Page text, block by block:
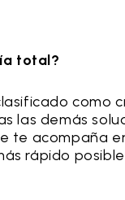
total?
como
las demás
te acompaña
rápido